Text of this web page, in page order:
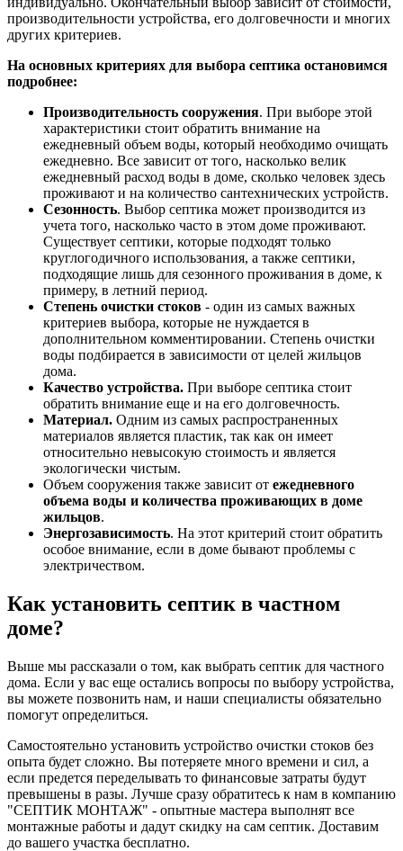
производительности устройства, его долговечности и многих
других критериев.
На основных критериях для выбора септика остановимся
подробнее:
Производительность сооружения. При выборе этой
характеристики стоит обратить внимание на
ежедневный объем воды, который необходимо очищать
ежедневно. Все зависит от того, насколько велик
ежедневный расход воды в доме, сколько человек здесь
проживают и на количество сантехнических устройств.
Сезонность. Выбор септика может производится из
учета того, насколько часто в этом доме проживают.
Существует септики, которые подходят только
круглогодичного использования, а также септики,
подходящие лишь для сезонного проживания в доме, к
примеру, в летний период.
Степень очистки стоков - один из самых важных
критериев выбора, которые не нуждается в
дополнительном комментировании. Степень очистки
воды подбирается в зависимости от целей жильцов
дома.
Качество устройства. При выборе септика стоит
обратить внимание еще и на его долговечность.
Материал. Одним из самых распространенных
материалов является пластик, так как он имеет
относительно невысокую стоимость и является
экологически чистым.
Объем сооружения также зависит от ежедневного
объема воды и количества проживающих в доме
жильцов.
Энергозависимость. На этот критерий стоит обратить
особое внимание, если в доме бывают проблемы с
электричеством.
Как установить септик в частном
доме?
Выше мы рассказали о том, как выбрать септик для частного
дома. Если у вас еще остались вопросы по выбору устройства,
вы можете позвонить нам, и наши специалисты обязательно
помогут определиться.
Самостоятельно установить устройство очистки стоков без
опыта будет сложно. Вы потеряете много времени и сил, а
если предется переделывать то финансовые затраты будут
превышены в разы. Лучше сразу обратитесь к нам в компанию
"СЕПТИК МОНТАЖ" - опытные мастера выполнят все
монтажные работы и дадут скидку на сам септик. Доставим
до вашего участка бесплатно.